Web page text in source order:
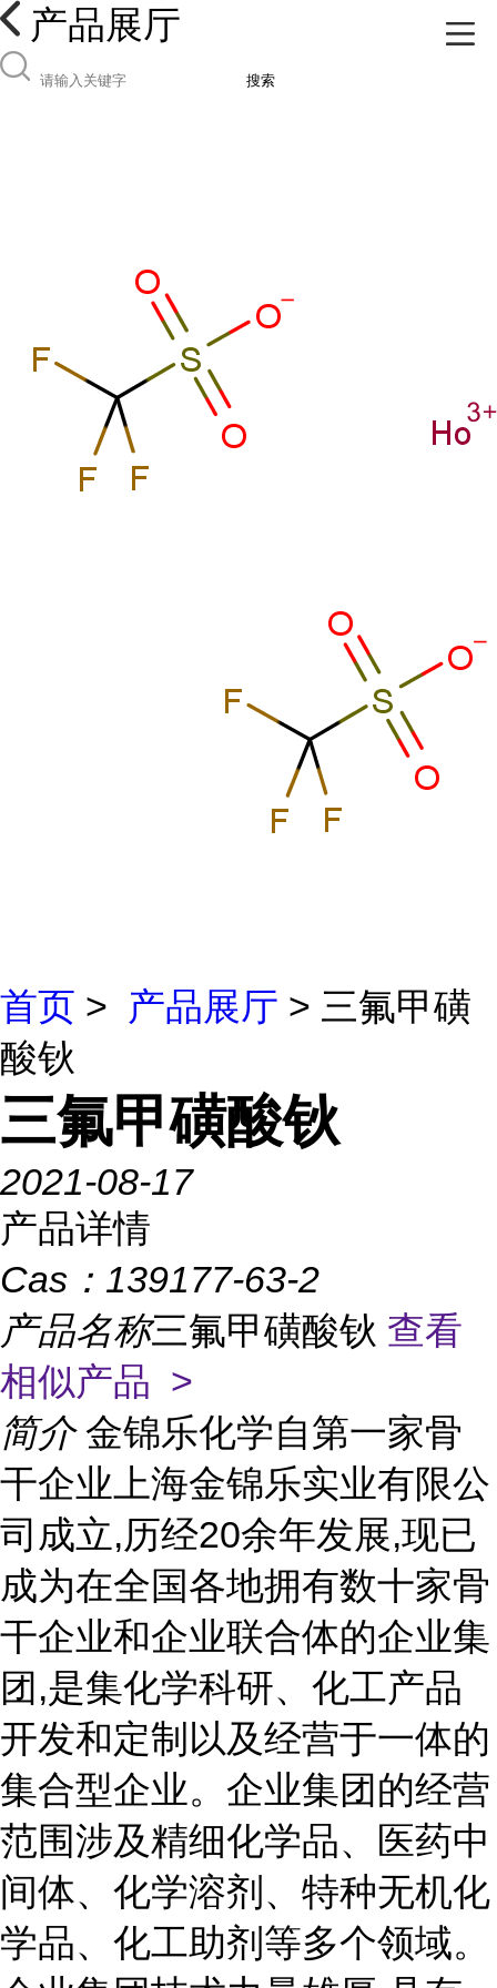
产品展厅
搜索
首页 > 产品展厅 > 三氟甲磺
酸钬
三氟甲磺酸钬
2021-08-17
产品详情
Cas： 139177-63-2
产品名称三氟甲磺酸钬 查看
相似产品 >
简介 金锦乐化学自第一家骨
干企业上海金锦乐实业有限公
司成立,历经20余年发展,现已
成为在全国各地拥有数十家骨
干企业和企业联合体的企业集
团,是集化学科研、化工产品
开发和定制以及经营于一体的
集合型企业。企业集团的经营
范围涉及精细化学品、医药中
间体、化学溶剂、特种无机化
学品、化工助剂等多个领域。